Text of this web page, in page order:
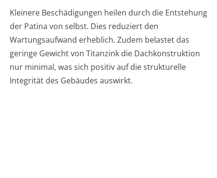
Kleinere Beschädigungen heilen durch die Entstehung
der Patina von selbst. Dies reduziert den
Wartungsaufwand erheblich. Zudem belastet das
geringe Gewicht von Titanzink die Dachkonstruktion
nur minimal, was sich positiv auf die strukturelle
Integrität des Gebäudes auswirkt.